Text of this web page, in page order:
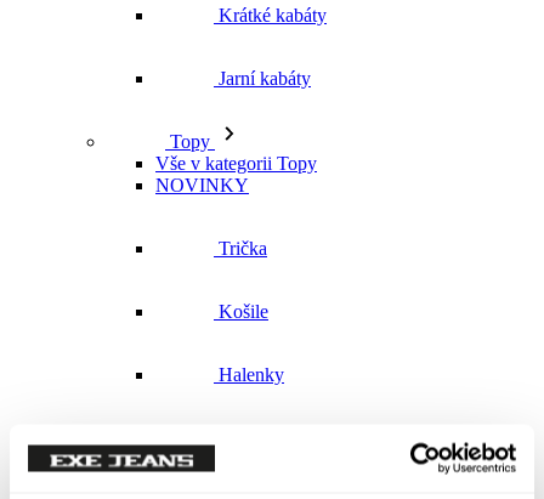
Krátké kabáty
Jarní kabáty
Topy
Vše v kategorii Topy
NOVINKY
Trička
Košile
Halenky